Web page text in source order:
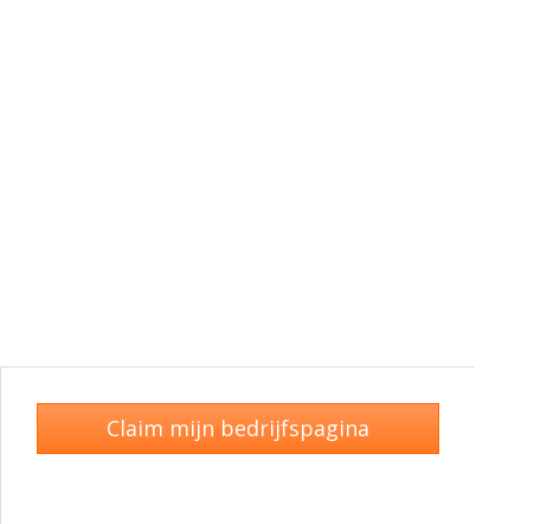
Claim mijn bedrijfspagina